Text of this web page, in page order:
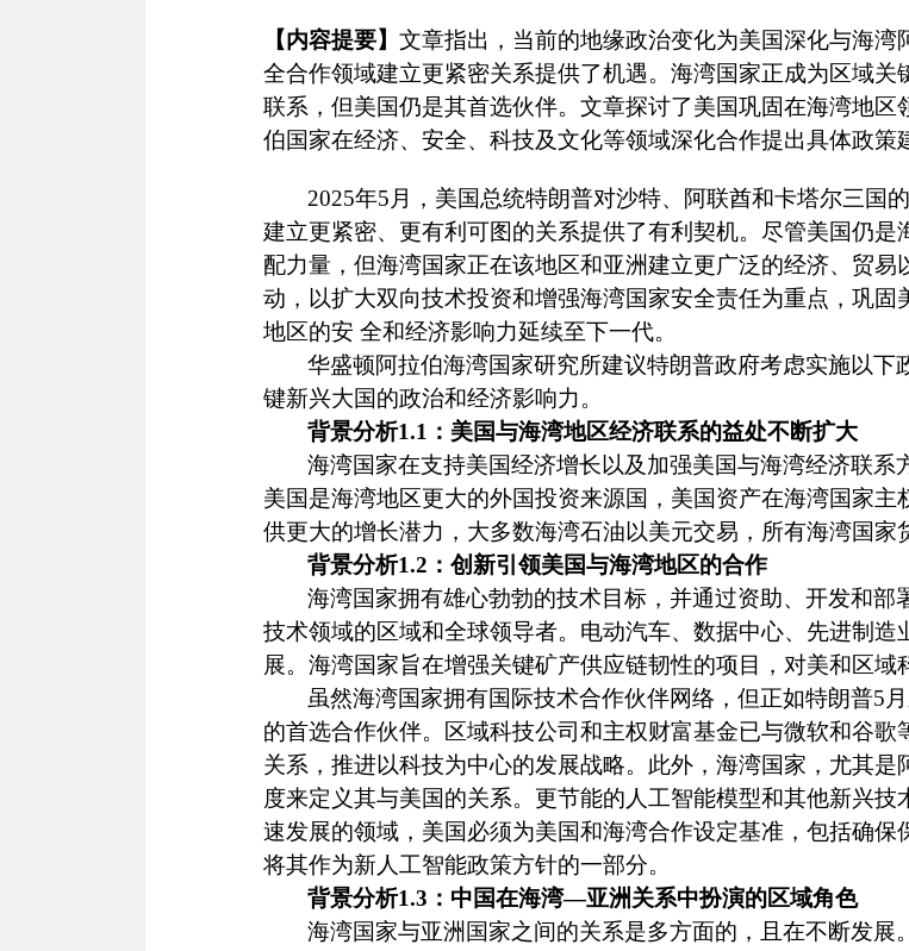
【内容提要】 文章指出，当前的地缘政治变化为美国深化与海
全合作领域建立更紧密关系提供了机遇。海湾国家正成为区域
联系，但美国仍是其首选伙伴。文章探讨了美国巩固在海湾地
伯国家在经济、安全、科技及文化等领域深化合作提出具体政策
2025年5 月，美国总统特朗普对沙特、阿联酋和卡塔尔三国
建立更紧密、更有利可图的关系提供了有利契机。尽管美国仍
配力量，但海湾国家正在该地区和亚洲建立更广泛的经济、贸
动，以扩大双向技术投资和增强海湾国家安全责任为重点，巩
地区的安 全和经济影响力延续至下一代。
华盛顿阿拉伯海湾国家研究所建议特朗普政府考虑实施以
键新兴大国的政治和经济影响力。
背景分析1.1 ：美国与海湾地区经济联系的益处不断扩大
海湾国家在支持美国经济增长以及加强美国与海湾经济联系
美国是海湾地区更大的外国投资来源国，美国资产在海湾国家
供更大的增长潜力，大多数海湾石油以美元交易，所有海湾国家
背景分析1.2 ：创新引领美国与海湾地区的合作
海湾国家拥有雄心勃勃的技术目标，并通过资助、开发和
技术领域的区域和全球领导者。电动汽车、数据中心、先进制
展。海湾国家旨在增强关键矿产供应链韧性的项目，对美和区域
虽然海湾国家拥有国际技术合作伙伴网络，但正如特朗普5
的首选合作伙伴。区域科技公司和主权财富基金已与微软和谷
关系，推进以科技为中心的发展战略。此外，海湾国家，尤其
度来定义其与美国的关系。更节能的人工智能模型和其他新兴
速发展的领域，美国必须为美国和海湾合作设定基准，包括确
将其作为新人工智能政策方针的一部分。
背景分析1.3 ：中国在海湾—亚洲关系中扮演的区域角色
海湾国家与亚洲国家之间的关系是多方面的，且在不断发展